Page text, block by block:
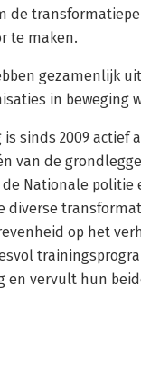
de
te maken.
gezamenlijk
in beweging
is sinds 2009
van de
Nationale politie
diverse
op het
en vervult hun